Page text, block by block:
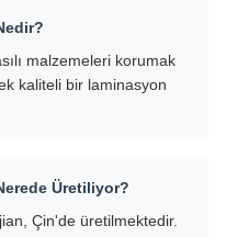
malzemeleri korumak
kaliteli bir laminasyon
Üretiliyor?
Çin'de üretilmektedir.